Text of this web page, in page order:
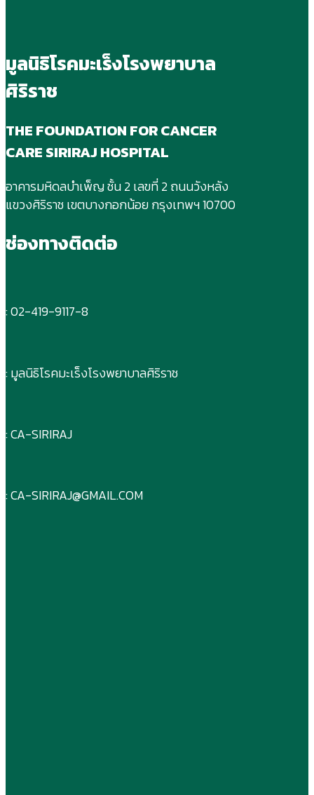
มูลนิธิโรคมะเร็งโรงพยาบาล
ศิริราช
THE FOUNDATION FOR CANCER
CARE SIRIRAJ HOSPITAL
อาคารมหิดลบําเพ็ญ ชั้น 2 เลขที่ 2 ถนนวังหลัง
แขวงศิริราช เขตบางกอกน้อย กรุงเทพฯ 10700
ช่องทางติดต่อ
: 02-419-9117-8
: มูลนิธิโรคมะเร็งโรงพยาบาลศิริราช
: CA-SIRIRAJ
: CA-SIRIRAJ@GMAIL.COM